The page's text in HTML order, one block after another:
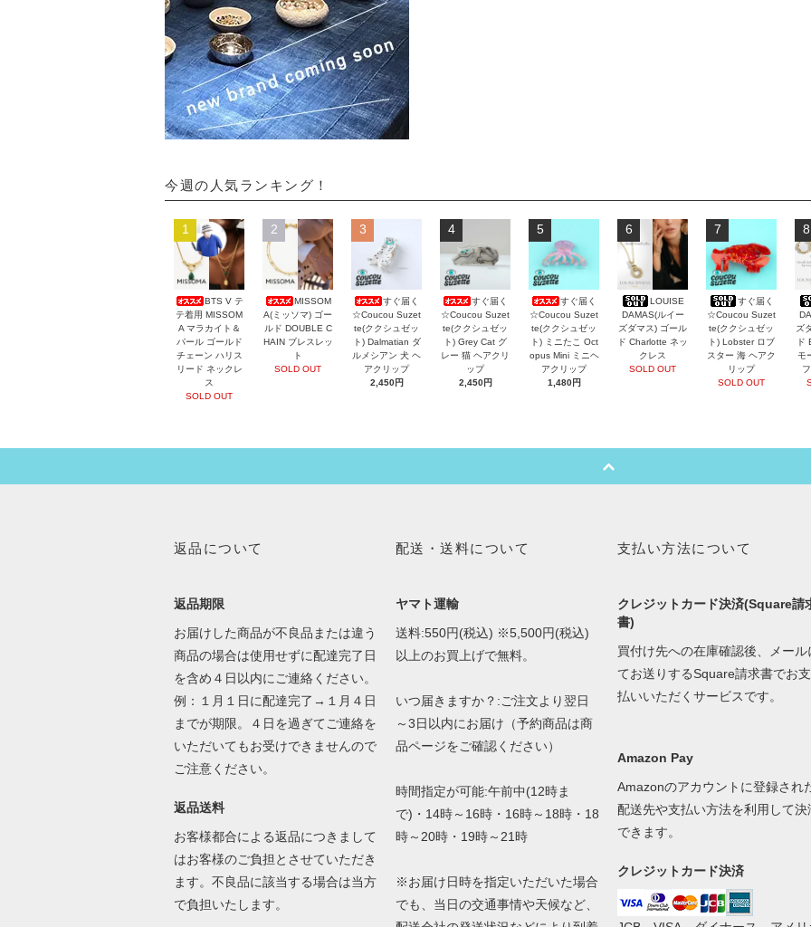
今週の人気ランキング！
1
BTS V テ
テ着用 MISSOM
A マラカイト＆
パール ゴールド
チェーン ハリス
リード ネックレ
ス
SOLD OUT
2
MISSOM
A(ミッソマ) ゴー
ルド DOUBLE C
HAIN ブレスレッ
ト
SOLD OUT
3
すぐ届く
☆Coucou Suzet
te(ククシュゼッ
ト) Dalmatian ダ
ルメシアン 犬 ヘ
アクリップ
2,450円
4
すぐ届く
☆Coucou Suzet
te(ククシュゼッ
ト) Grey Cat グ
レー 猫 ヘアクリ
ップ
2,450円
5
すぐ届く
☆Coucou Suzet
te(ククシュゼッ
ト) ミニたこ Oct
opus Mini ミニヘ
アクリップ
1,480円
6
LOUISE
DAMAS(ルイー
ズダマス) ゴール
ド Charlotte ネッ
クレス
SOLD OUT
7
すぐ届く
☆Coucou Suzet
te(ククシュゼッ
ト) Lobster ロブ
スター 海 ヘアク
リップ
SOLD OUT
8
ズ
ド
モ
返品について
返品期限
お届けした商品が不良品または違う
商品の場合は使用せずに配達完了日
を含め４日以内にご連絡ください。
例：１月１日に配達完了→１月４日
までが期限。４日を過ぎてご連絡を
いただいてもお受けできませんので
ご注意ください。
返品送料
お客様都合による返品につきまして
はお客様のご負担とさせていただき
ます。不良品に該当する場合は当方
で負担いたします。
配送・送料について
ヤマト運輸
送料:550円(税込) ※5,500円(税込)
以上のお買上げで無料。
いつ届きますか？:ご注文より翌日
～3日以内にお届け（予約商品は商
品ページをご確認ください）
時間指定が可能:午前中(12時ま
で)・14時～16時・16時～18時・18
時～20時・19時～21時
※お届け日時を指定いただいた場合
でも、当日の交通事情や天候など、
支払い方法について
クレジットカード決済(Square請
書)
買付け先への在庫確認後、メール
てお送りするSquare請求書でお支
払いいただくサービスです。
Amazon Pay
Amazonのアカウントに登録され
配送先や支払い方法を利用して決
できます。
クレジットカード決済